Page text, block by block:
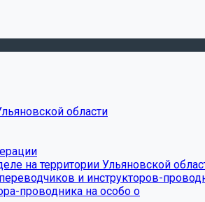
области
на территории Ульяновской
и инструкторов-
проводника на особо о